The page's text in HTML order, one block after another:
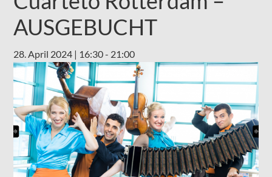
AUSGEBUCHT
28. April 2024 | 16:30- 21:00